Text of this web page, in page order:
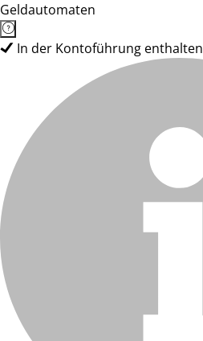
Geldautomaten
In der Kontoführung enthalten